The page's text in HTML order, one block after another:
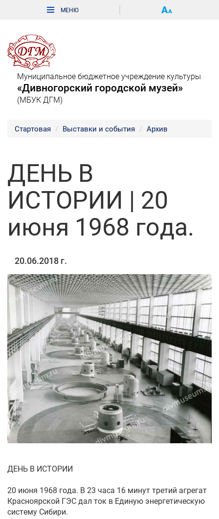
Муниципальное бюджетное учреждение культуры
«Дивногорский городской музей»
(МБУК ДГМ)
Стартовая Выставки и события Архив
ДЕНЬ В
ИСТОРИИ | 20
июня 1968 года.
20.06.2018 г.
ДЕНЬ В ИСТОРИИ
20 июня 1968 года. В 23 часа 16 минут третий агрегат
Красноярской ГЭС дал ток в Единую энергетическую
систему Сибири.